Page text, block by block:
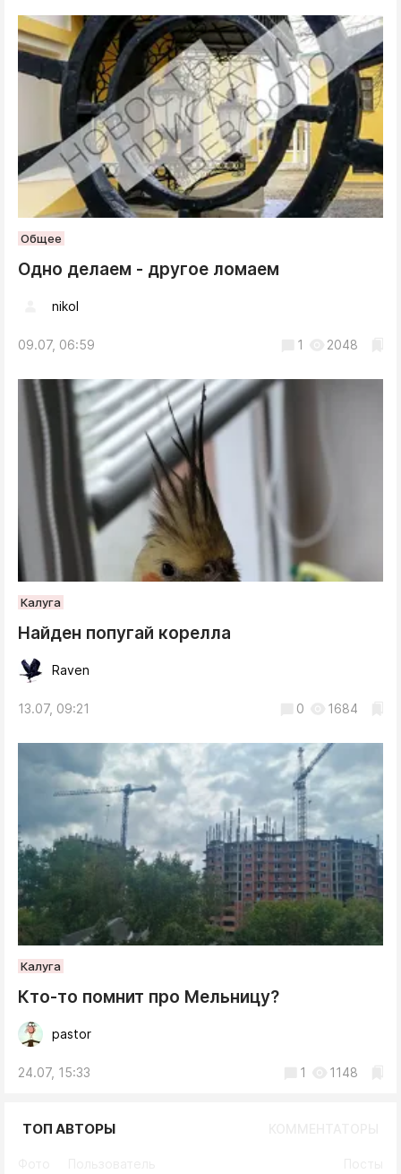
Общее
Одно делаем - другое ломаем
nikol
09.07, 06:59 1 2048
Калуга
Найден попугай корелла
Raven
13.07, 09:21 0 1684
Калуга
Кто-то помнит про Мельницу?
pastor
24.07, 15:33 1 1148
ТОП АВТОРЫ